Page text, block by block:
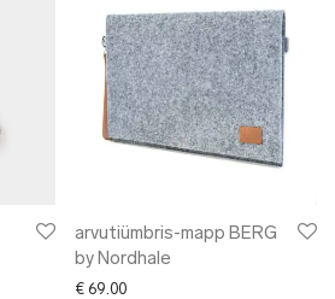
arvutiümbris-mapp BERG
by Nordhale
€ 69.00